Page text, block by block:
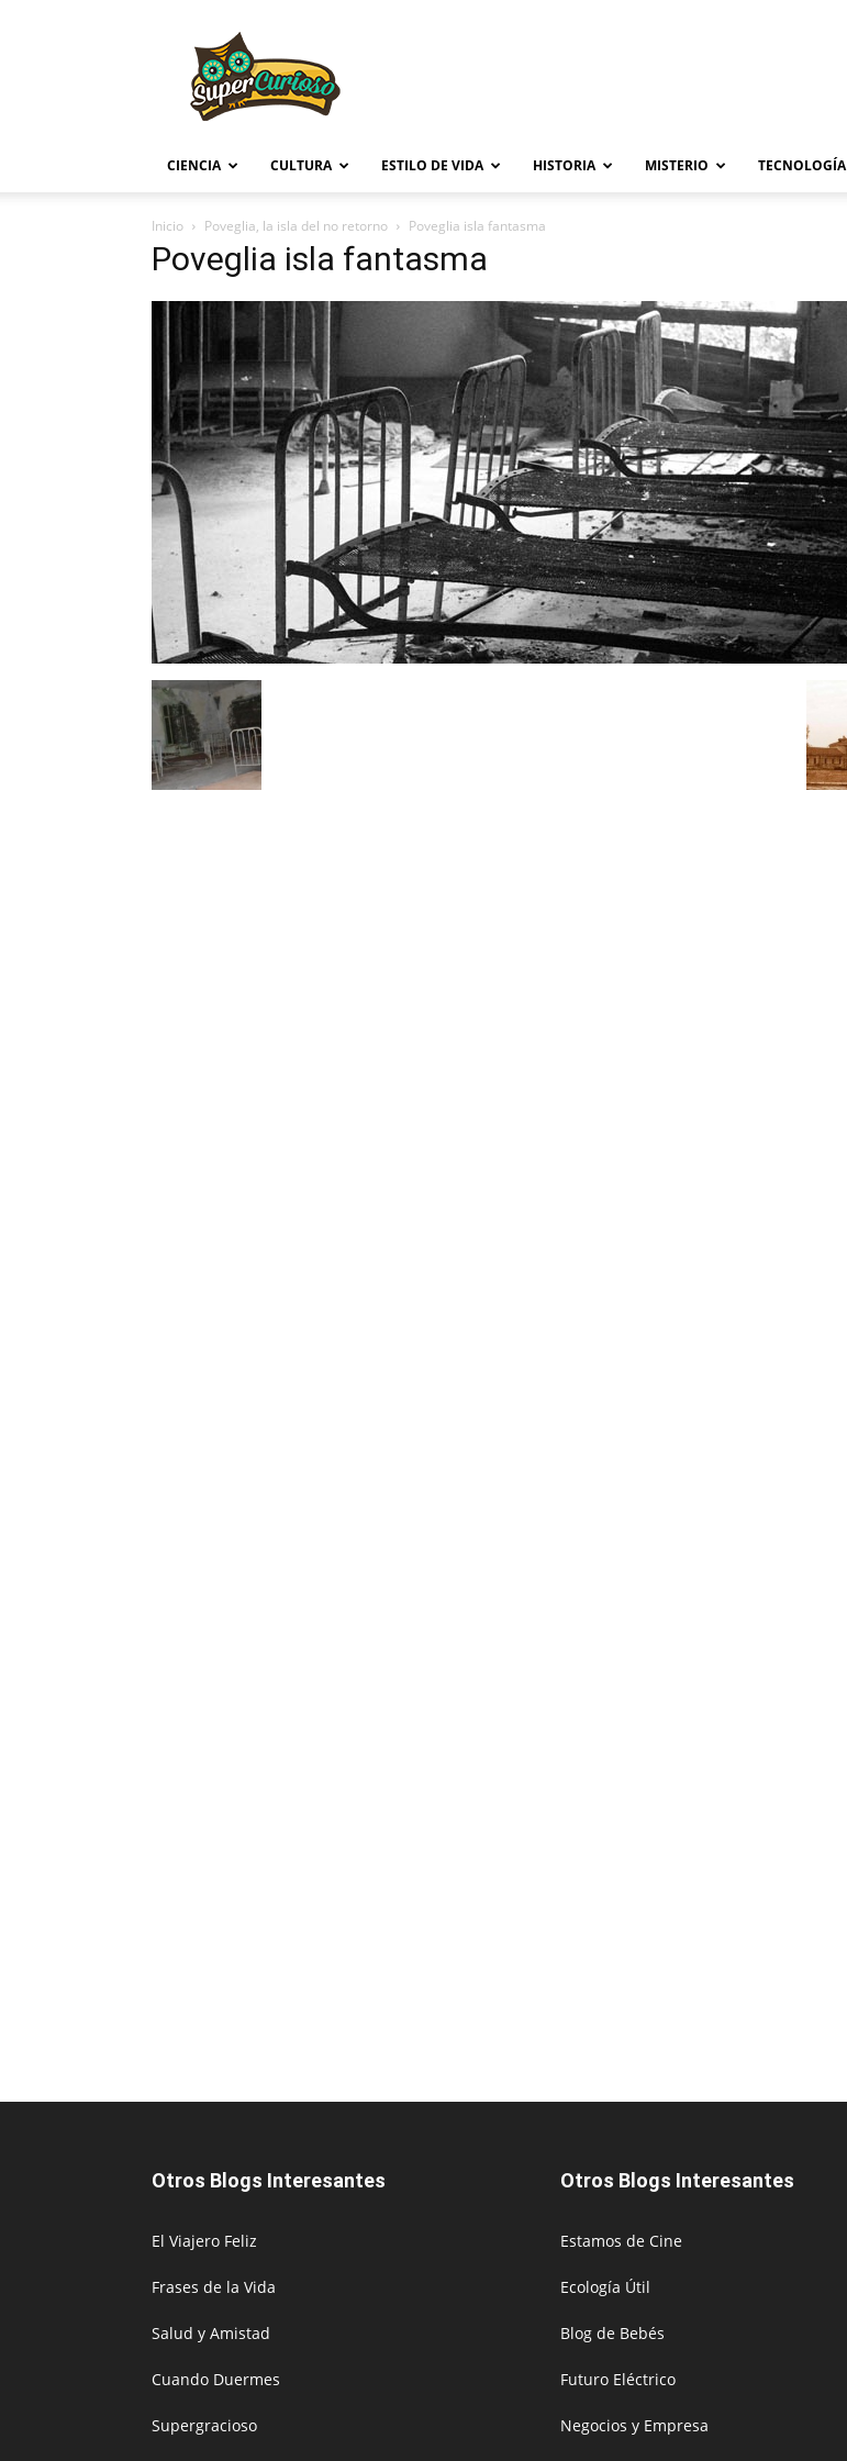
CIENCIA CULTURA ESTILO DE VIDA HISTORIA MISTERIO TECNOLOGÍA
Inicio Poveglia, la isla del no retorno Poveglia isla fantasma
Poveglia isla fantasma
Otros Blogs Interesantes
El Viajero Feliz
Frases de la Vida
Salud y Amistad
Cuando Duermes
Supergracioso
Otros Blogs Interesantes
Estamos de Cine
Ecología Útil
Blog de Bebés
Futuro Eléctrico
Negocios y Empresa